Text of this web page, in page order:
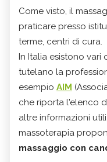
Come visto, il
praticare presso
terme, centri di cura.
In Italia esistono vari
tutelano la
esempio AIM
che riporta l'elenco
altre informazioni
massoterapia
massaggio con